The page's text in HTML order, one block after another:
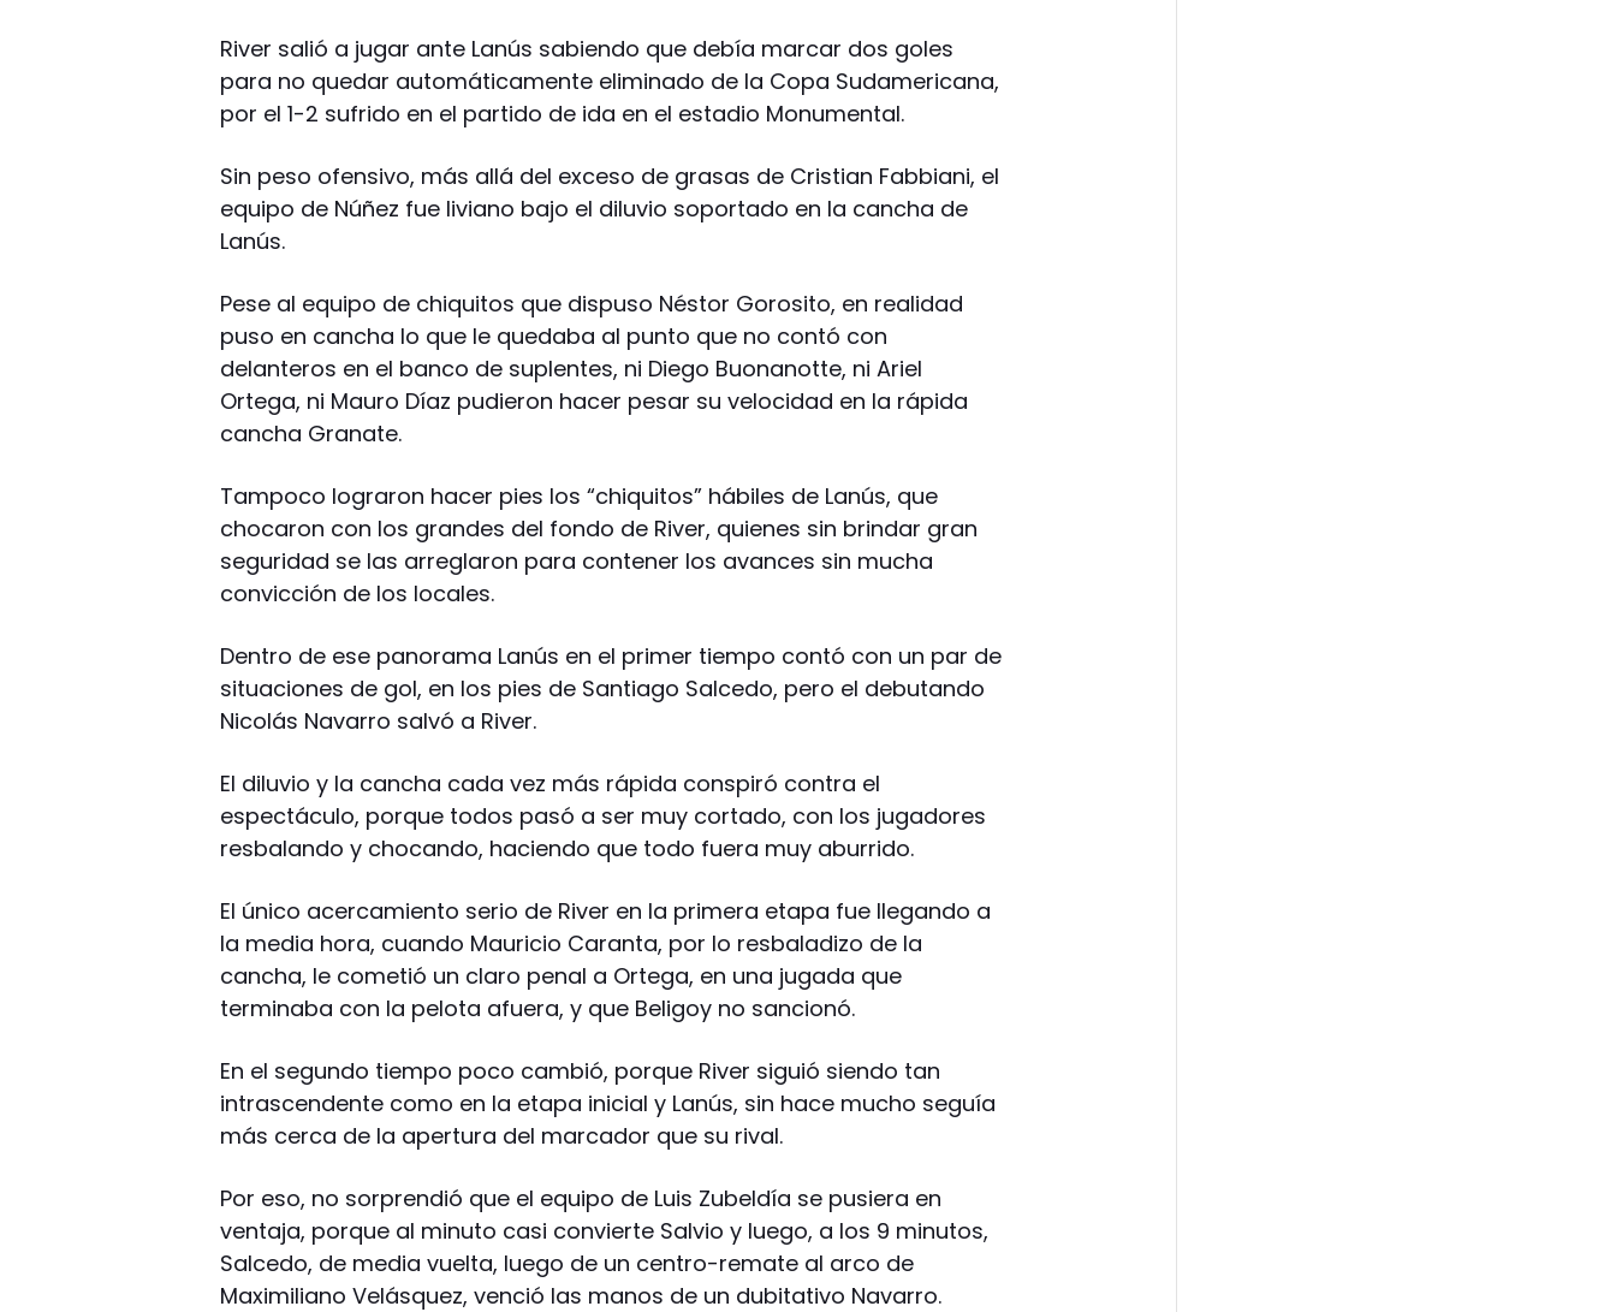
River salió a jugar ante Lanús sabiendo que debía marcar dos goles
para no quedar automáticamente eliminado de la Copa Sudamericana,
por el 1-2 sufrido en el partido de ida en el estadio Monumental.
Sin peso ofensivo, más allá del exceso de grasas de Cristian Fabbiani, el
equipo de Núñez fue liviano bajo el diluvio soportado en la cancha de
Lanús.
Pese al equipo de chiquitos que dispuso Néstor Gorosito, en realidad
puso en cancha lo que le quedaba al punto que no contó con
delanteros en el banco de suplentes, ni Diego Buonanotte, ni Ariel
Ortega, ni Mauro Díaz pudieron hacer pesar su velocidad en la rápida
cancha Granate.
Tampoco lograron hacer pies los “chiquitos” hábiles de Lanús, que
chocaron con los grandes del fondo de River, quienes sin brindar gran
seguridad se las arreglaron para contener los avances sin mucha
convicción de los locales.
Dentro de ese panorama Lanús en el primer tiempo contó con un par de
situaciones de gol, en los pies de Santiago Salcedo, pero el debutando
Nicolás Navarro salvó a River.
El diluvio y la cancha cada vez más rápida conspiró contra el
espectáculo, porque todos pasó a ser muy cortado, con los jugadores
resbalando y chocando, haciendo que todo fuera muy aburrido.
El único acercamiento serio de River en la primera etapa fue llegando a
la media hora, cuando Mauricio Caranta, por lo resbaladizo de la
cancha, le cometió un claro penal a Ortega, en una jugada que
terminaba con la pelota afuera, y que Beligoy no sancionó.
En el segundo tiempo poco cambió, porque River siguió siendo tan
intrascendente como en la etapa inicial y Lanús, sin hace mucho seguía
más cerca de la apertura del marcador que su rival.
Por eso, no sorprendió que el equipo de Luis Zubeldía se pusiera en
ventaja, porque al minuto casi convierte Salvio y luego, a los 9 minutos,
Salcedo, de media vuelta, luego de un centro-remate al arco de
Maximiliano Velásquez, venció las manos de un dubitativo Navarro.